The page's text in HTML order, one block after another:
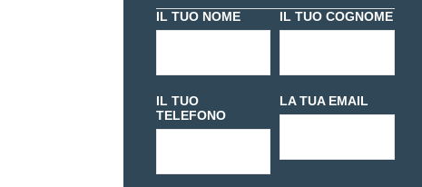
IL TUO NOME IL TUO COGNOME
IL TUO
TELEFONO
LA TUA EMAIL